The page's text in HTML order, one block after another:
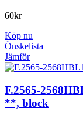
60kr
Köp nu
Önskelista
Jämför
F.2565-
**, block